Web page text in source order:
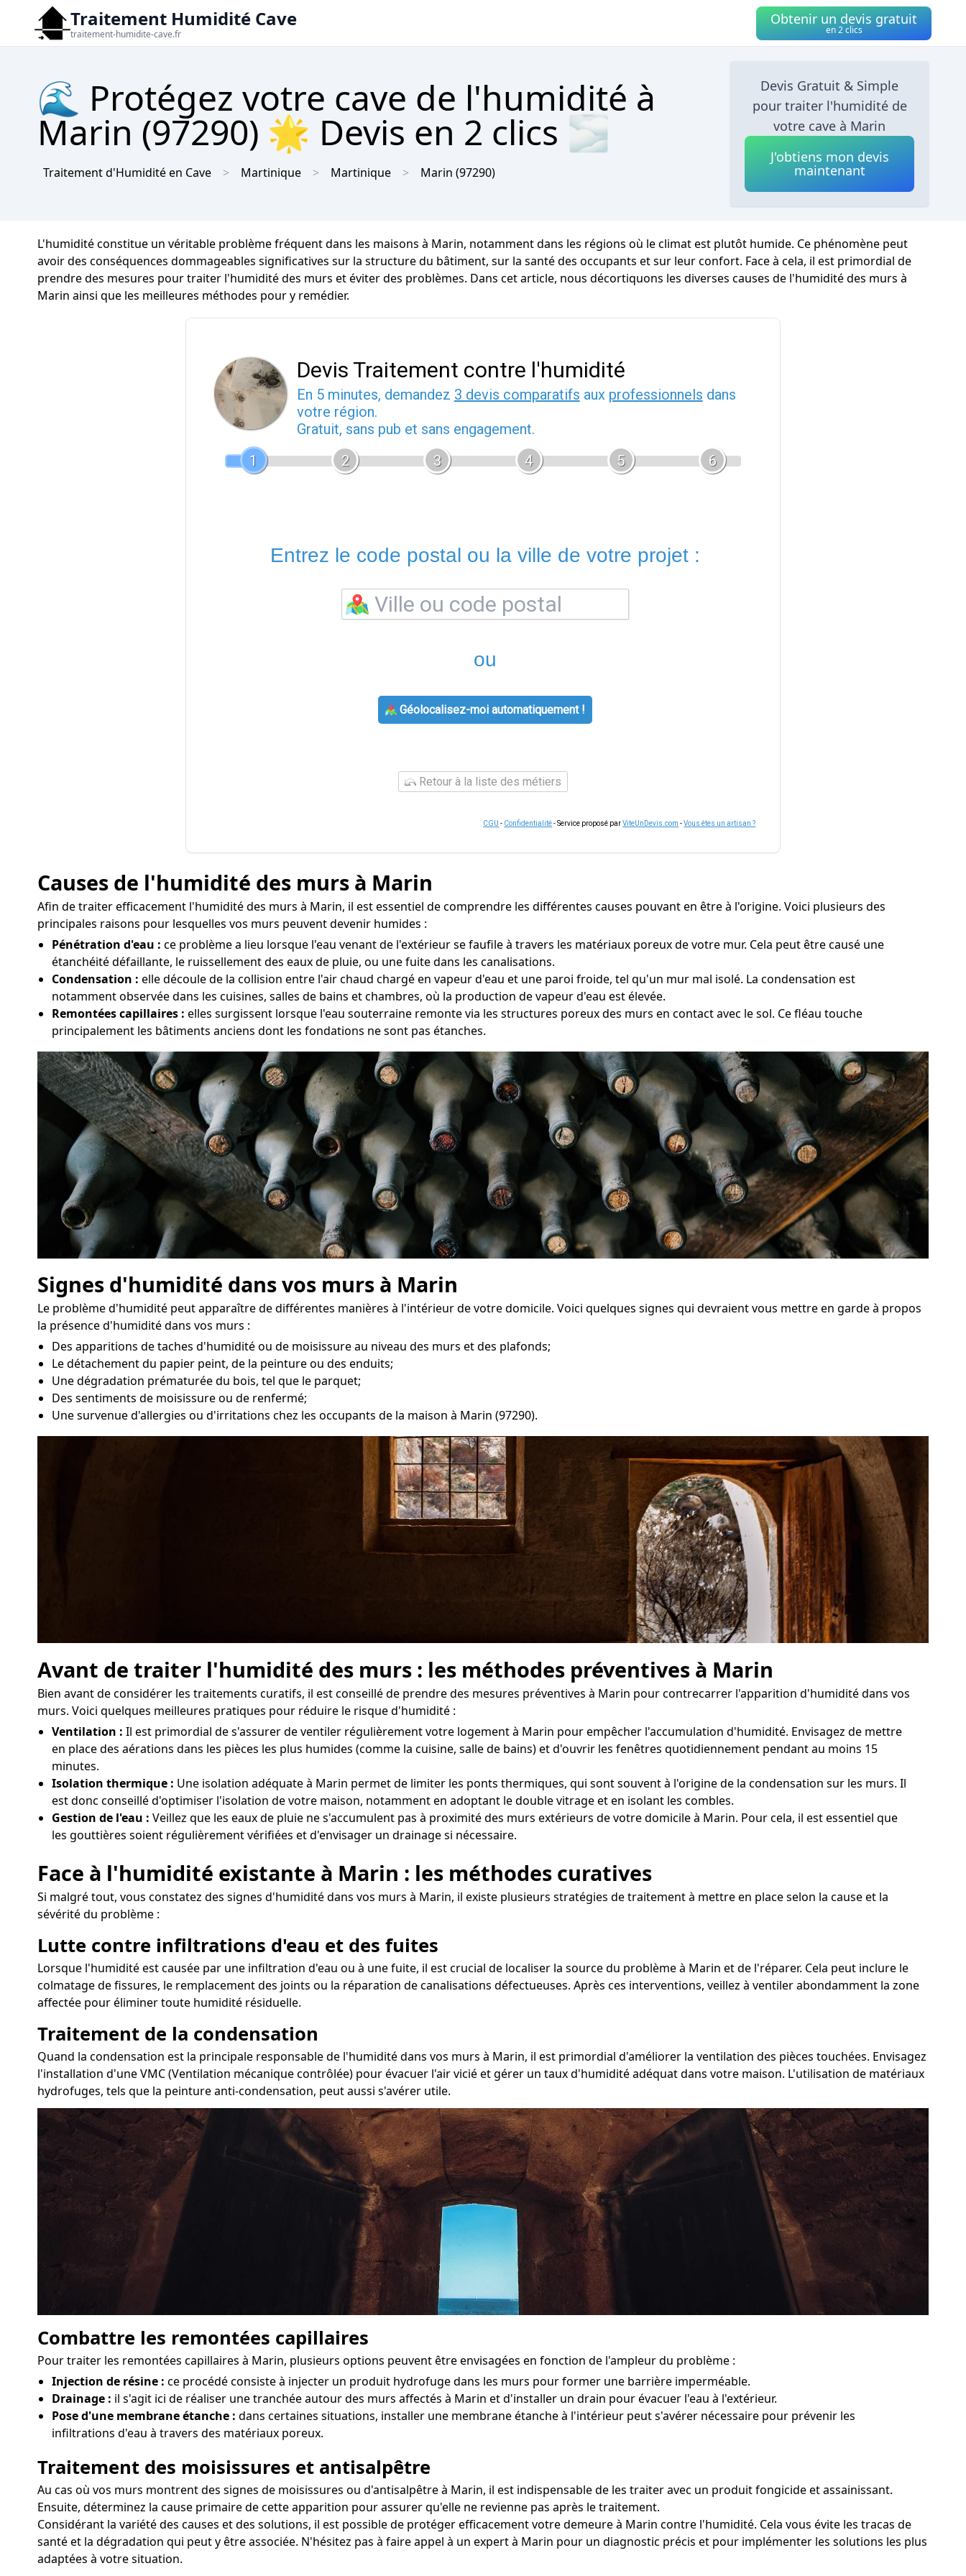
Traitement Humidité Cave
traitement-humidite-cave.fr
Obtenir un devis gratuit
en 2 clics
🌊 Protégez votre cave de l'humidité à
Marin (97290) 🌟 Devis en 2 clics 🌫
Traitement d'Humidité en Cave Martinique Martinique Marin (97290)
Devis Gratuit & Simple
pour traiter l'humidité de
votre cave à Marin
J'obtiens mon devis
maintenant
L'humidité constitue un véritable problème fréquent dans les maisons à Marin, notamment dans les régions où le climat est plutôt humide. Ce phénomène peut
avoir des conséquences dommageables significatives sur la structure du bâtiment, sur la santé des occupants et sur leur confort. Face à cela, il est primordial de
prendre des mesures pour traiter l'humidité des murs et éviter des problèmes. Dans cet article, nous décortiquons les diverses causes de l'humidité des murs à
Marin ainsi que les meilleures méthodes pour y remédier.
Devis Traitement contre l'humidité
En 5 minutes, demandez 3 devis comparatifs aux professionnels dans
votre région.
Gratuit, sans pub et sans engagement.
1
2 3 4 5 6
Entrez le code postal ou la ville de votre projet :
ou
Géolocalisez-moi automatiquement !
Retour à la liste des métiers
CGU - Confidentialité- Service proposé parViteUnDevis.com -Vous êtes un artisan ?
Causes de l'humidité des murs à Marin
Afin de traiter efficacement l'humidité des murs à Marin, il est essentiel de comprendre les différentes causes pouvant en être à l'origine. Voici plusieurs des
principales raisons pour lesquelles vos murs peuvent devenir humides :
Pénétration d'eau : ce problème a lieu lorsque l'eau venant de l'extérieur se faufile à travers les matériaux poreux de votre mur. Cela peut être causé une
étanchéité défaillante, le ruissellement des eaux de pluie, ou une fuite dans les canalisations.
Condensation : elle découle de la collision entre l'air chaud chargé en vapeur d'eau et une paroi froide, tel qu'un mur mal isolé. La condensation est
notamment observée dans les cuisines, salles de bains et chambres, où la production de vapeur d'eau est élevée.
Remontées capillaires : elles surgissent lorsque l'eau souterraine remonte via les structures poreux des murs en contact avec le sol. Ce fléau touche
principalement les bâtiments anciens dont les fondations ne sont pas étanches.
Signes d'humidité dans vos murs à Marin
Le problème d'humidité peut apparaître de différentes manières à l'intérieur de votre domicile. Voici quelques signes qui devraient vous mettre en garde à propos
la présence d'humidité dans vos murs :
Des apparitions de taches d'humidité ou de moisissure au niveau des murs et des plafonds;
Le détachement du papier peint, de la peinture ou des enduits;
Une dégradation prématurée du bois, tel que le parquet;
Des sentiments de moisissure ou de renfermé;
Une survenue d'allergies ou d'irritations chez les occupants de la maison à Marin (97290).
Avant de traiter l'humidité des murs : les méthodes préventives à Marin
Bien avant de considérer les traitements curatifs, il est conseillé de prendre des mesures préventives à Marin pour contrecarrer l'apparition d'humidité dans vos
murs. Voici quelques meilleures pratiques pour réduire le risque d'humidité :
Ventilation : Il est primordial de s'assurer de ventiler régulièrement votre logement à Marin pour empêcher l'accumulation d'humidité. Envisagez de mettre
en place des aérations dans les pièces les plus humides (comme la cuisine, salle de bains) et d'ouvrir les fenêtres quotidiennement pendant au moins 15
minutes.
Isolation thermique : Une isolation adéquate à Marin permet de limiter les ponts thermiques, qui sont souvent à l'origine de la condensation sur les murs. Il
est donc conseillé d'optimiser l'isolation de votre maison, notamment en adoptant le double vitrage et en isolant les combles.
Gestion de l'eau : Veillez que les eaux de pluie ne s'accumulent pas à proximité des murs extérieurs de votre domicile à Marin. Pour cela, il est essentiel que
les gouttières soient régulièrement vérifiées et d'envisager un drainage si nécessaire.
Face à l'humidité existante à Marin : les méthodes curatives
Si malgré tout, vous constatez des signes d'humidité dans vos murs à Marin, il existe plusieurs stratégies de traitement à mettre en place selon la cause et la
sévérité du problème :
Lutte contre infiltrations d'eau et des fuites
Lorsque l'humidité est causée par une infiltration d'eau ou à une fuite, il est crucial de localiser la source du problème à Marin et de l'réparer. Cela peut inclure le
colmatage de fissures, le remplacement des joints ou la réparation de canalisations défectueuses. Après ces interventions, veillez à ventiler abondamment la zone
affectée pour éliminer toute humidité résiduelle.
Traitement de la condensation
Quand la condensation est la principale responsable de l'humidité dans vos murs à Marin, il est primordial d'améliorer la ventilation des pièces touchées. Envisagez
l'installation d'une VMC (Ventilation mécanique contrôlée) pour évacuer l'air vicié et gérer un taux d'humidité adéquat dans votre maison. L'utilisation de matériaux
hydrofuges, tels que la peinture anti-condensation, peut aussi s'avérer utile.
Combattre les remontées capillaires
Pour traiter les remontées capillaires à Marin, plusieurs options peuvent être envisagées en fonction de l'ampleur du problème :
Injection de résine : ce procédé consiste à injecter un produit hydrofuge dans les murs pour former une barrière imperméable.
Drainage : il s'agit ici de réaliser une tranchée autour des murs affectés à Marin et d'installer un drain pour évacuer l'eau à l'extérieur.
Pose d'une membrane étanche : dans certaines situations, installer une membrane étanche à l'intérieur peut s'avérer nécessaire pour prévenir les
infiltrations d'eau à travers des matériaux poreux.
Traitement des moisissures et antisalpêtre
Au cas où vos murs montrent des signes de moisissures ou d'antisalpêtre à Marin, il est indispensable de les traiter avec un produit fongicide et assainissant.
Ensuite, déterminez la cause primaire de cette apparition pour assurer qu'elle ne revienne pas après le traitement.
Considérant la variété des causes et des solutions, il est possible de protéger efficacement votre demeure à Marin contre l'humidité. Cela vous évite les tracas de
santé et la dégradation qui peut y être associée. N'hésitez pas à faire appel à un expert à Marin pour un diagnostic précis et pour implémenter les solutions les plus
adaptées à votre situation.